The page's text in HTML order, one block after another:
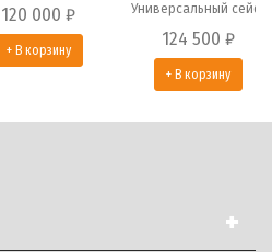
120 000 ₽
+ В корзину
Универсальный сейф
124 500 ₽
+ В корзину
+